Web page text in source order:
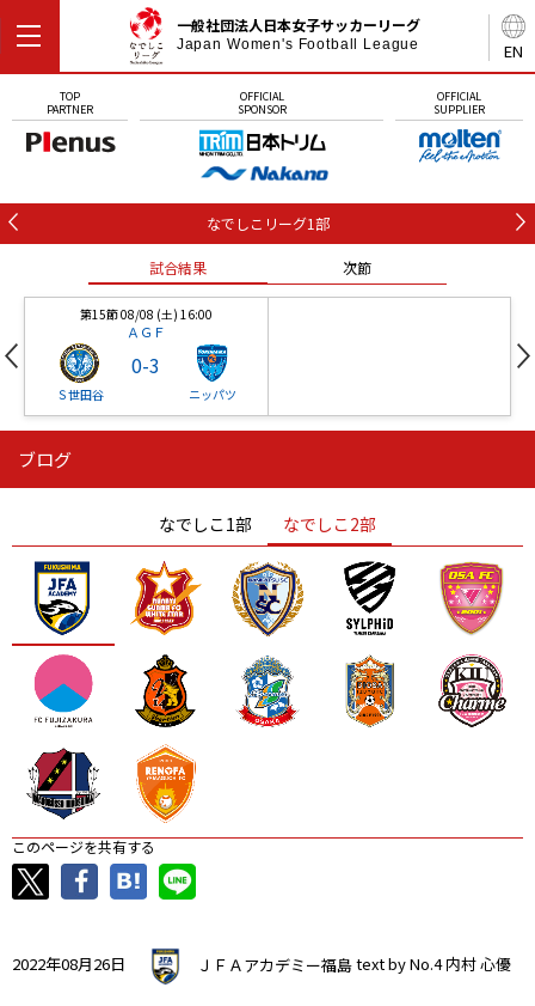
EN
一般社団法人日本女子サッカーリーグ
Japan Women's Football League
TOP
PARTNER
OFFICIAL
SPONSOR
OFFICIAL
SUPPLIER
なでしこリーグ1部
試合結果 次節
第15節 08/08 (土) 16:00
ＡＧＦ
Ｓ世田谷
0-3
ニッパツ
ニッパツ
ニッパツ 名古屋
石人の星
静岡 愛媛Ｌ
ブログ
なでしこ1部 なでしこ2部
このページを共有する
2022年08月26日 ＪＦＡアカデミー福島text by No.4 内村 心優